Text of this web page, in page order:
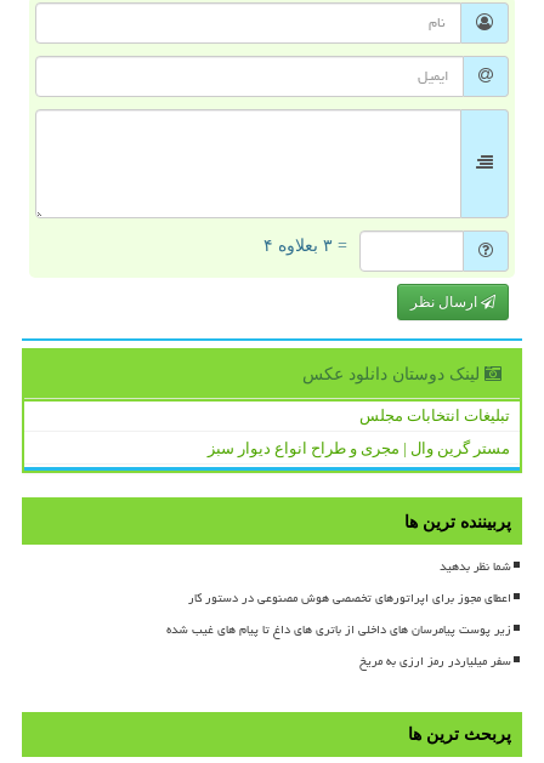
= ۳ بعلاوه ۴
ارسال نظر
لینک دوستان دانلود عكس
تبلیغات انتخابات مجلس
مستر گرین وال | مجری و طراح انواع دیوار سبز
پربیننده ترین ها
شما نظر بدهید
اعطای مجوز برای اپراتورهای تخصصی هوش مصنوعی در دستور کار
زیر پوست پیامرسان های داخلی از باتری های داغ تا پیام های غیب شده
سفر میلیاردر رمز ارزی به مریخ
پربحث ترین ها